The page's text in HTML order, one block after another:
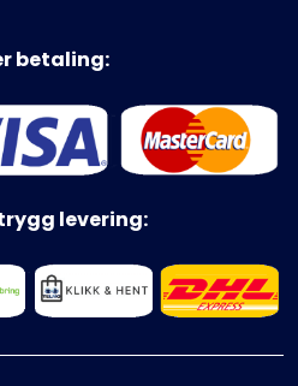
betaling:
levering: